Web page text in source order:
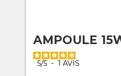
AMPOULE
5/5 - 1 AVIS